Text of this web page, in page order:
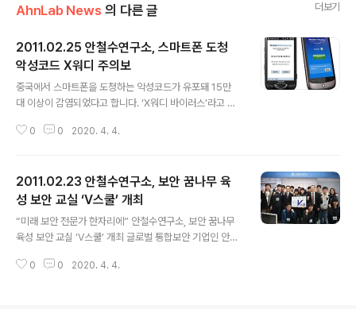
AhnLab News 의 다른 글 더보기
2011.02.25 안철수연구소, 스마트폰 도청
악성코드 X워디 주의보
중국에서 스마트폰을 도청하는 악성코드가 유포돼 15만
대 이상이 감염되었다고 합니다. ‘X워디 바이러스'라고 보
메시지를 감시한다고 합니다. => 관련 뉴스 안철수연구소
(이하 앱) '플렉시스파이(Flexispy)'입니다. 자녀나 친구,
직원이나 사업 파트너의 부적절한 행동을 감시하기 위해
만든 것이라고 합니다. 이 앱이 설치된 스마트폰의 사용자
는 자신도 모르게 통화 및 문자 내역, 위치 정보 등 다양한
이 앱은 심비안 S60 (Symbian S60)과 안드로이드 플랫
0 0 2020. 4. 4.
2011.02.23 안철수연구소, 보안 꿈나무 육
성 보안 교실 ‘V스쿨’ 개최
“미래 보안 전문가 한자리에” 안철수연구소, 보안 꿈나무
육성 보안 교실 ‘V스쿨’ 개최 글로벌 통합보안 기업인 안철
인터넷진흥원(http://www.kisa.or.kr KISA)과 함께 23
0 0 2020. 4. 4.